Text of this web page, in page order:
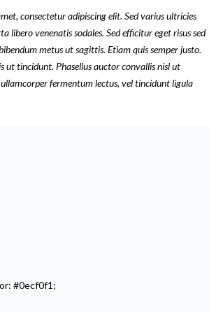
consectetur adipiscing elit. Sed varius ultricies
libero venenatis sodales. Sed efficitur eget risus sed
metus ut sagittis. Etiam quis semper justo.
ut tincidunt. Phasellus auctor convallis nisl ut
ullamcorper fermentum lectus, vel tincidunt ligula
#0ecf0f1;